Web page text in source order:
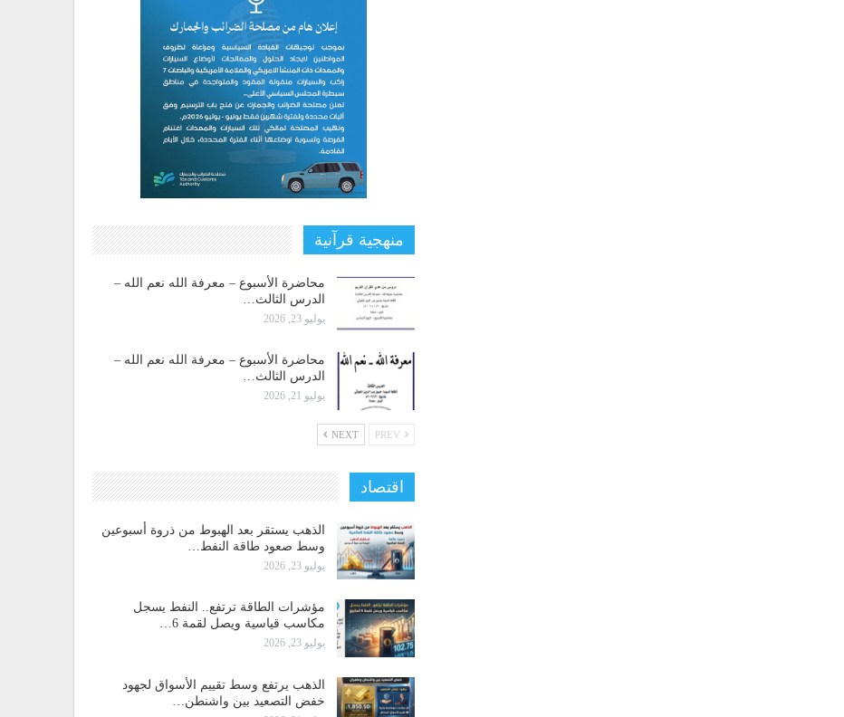
منهجية قرآنية
محاضرة الأسبوع – معرفة الله نعم الله –
الدرس الثالث…
يوليو 23, 2026
محاضرة الأسبوع – معرفة الله نعم الله –
الدرس الثالث…
يوليو 21, 2026
NEXT
اقتصاد
الذهب يستقر بعد الهبوط من ذروة أسبوعين
وسط صعود طاقة النفط…
يوليو 23, 2026
مؤشرات الطاقة ترتفع.. النفط يسجل
مكاسب قياسية ويصل لقمة 6…
يوليو 23, 2026
الذهب يرتفع وسط تقييم الأسواق لجهود
خفض التصعيد بين واشنطن…